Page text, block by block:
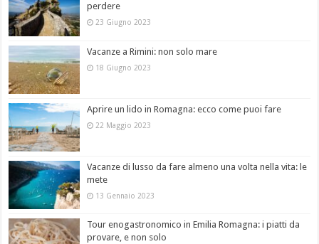
perdere
23 Giugno 2023
Vacanze a Rimini: non solo mare
18 Giugno 2023
Aprire un lido in Romagna: ecco come puoi fare
22 Maggio 2023
Vacanze di lusso da fare almeno una volta nella vita: le
mete
13 Gennaio 2023
Tour enogastronomico in Emilia Romagna: i piatti da
provare, e non solo